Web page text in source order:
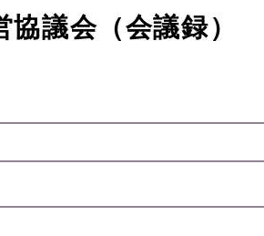
議会（会議録）